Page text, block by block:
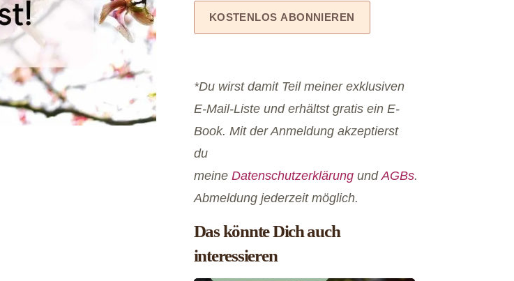
*Du wirst damit Teil meiner exklusiven
E-Mail-Liste und erhältst gratis ein E-
Book. Mit der Anmeldung akzeptierst
du
meine Datenschutzerklärungund AGBs.
Abmeldung jederzeit möglich.
Das könnte Dich auch
interessieren
KINDERWUNSCH